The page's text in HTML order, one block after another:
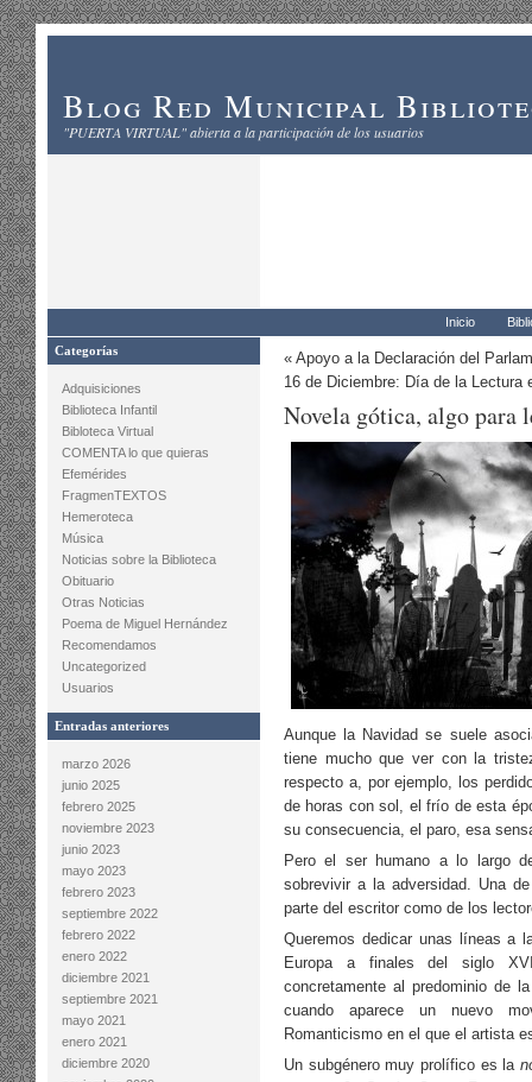
Blog Red Municipal
"PUERTA VIRTUAL" abierta a la participación de los usuarios
Inicio
Categorías
Adquisiciones
Biblioteca Infantil
Bibloteca Virtual
COMENTA lo que quieras
Efemérides
FragmenTEXTOS
Hemeroteca
Música
Noticias sobre la Biblioteca
Obituario
Otras Noticias
Poema de Miguel Hernández
Recomendamos
Uncategorized
Usuarios
Entradas anteriores
marzo 2026
junio 2025
febrero 2025
noviembre 2023
junio 2023
mayo 2023
febrero 2023
septiembre 2022
febrero 2022
enero 2022
diciembre 2021
septiembre 2021
mayo 2021
enero 2021
diciembre 2020
« Apoyo a la Declaración del
16 de Diciembre: Día de la Lectura
Novela gótica, algo para
Aunque la Navidad se suele
tiene mucho que ver con la
respecto a, por ejemplo, los
de horas con sol, el frío de esta
su consecuencia, el paro, esa
Pero el ser humano a lo largo
sobrevivir a la adversidad. Una
parte del escritor como de los
Queremos dedicar unas líneas a
Europa a finales del siglo
concretamente al predominio de
cuando aparece un nuevo
Romanticismo en el que el artista
Un subgénero muy prolífico es la